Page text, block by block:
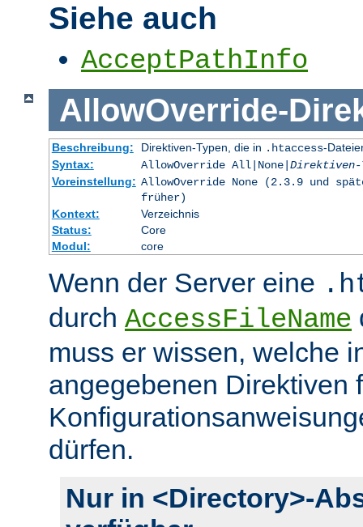
Siehe auch
AcceptPathInfo
AllowOverride-
Beschreibung: Direktiven-Typen, die in .htaccess-
Syntax:
AllowOverride All|None| Direktiven-
Voreinstellung: AllowOverride None (2.3.9 und
früher)
Kontext:
Verzeichnis
Status:
Core
Modul:
core
Wenn der Server eine
durch AccessFileName
muss er wissen, welche
angegebenen Direktiven
dürfen.
Nur in <Directory>-